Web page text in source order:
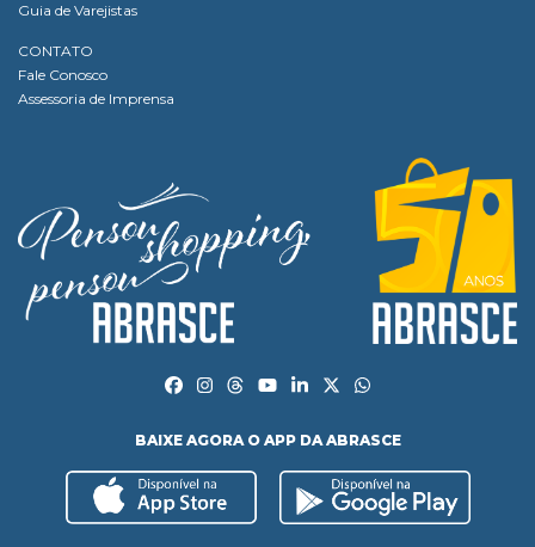
Guia de Varejistas
CONTATO
Fale Conosco
Assessoria de Imprensa
BAIXE AGORA O APP DA ABRASCE